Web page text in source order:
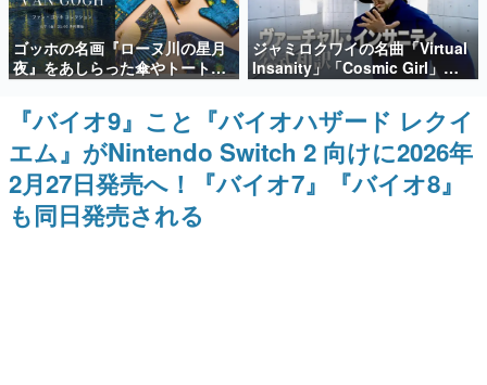
新世代に訊く
これからのデジタルゲーム市場を担う若きクリエイター達
の姿を追い、彼らのルーツと情熱を探っていきます。
ゲーム世代の作家たち
ゲームに多大な影響を受けた作家さんに取材し、ゲームが
日本のコンテンツ産業やカルチャーに与えた影響を探る企
画です。
日本モバイルゲーム産業史
日本のモバイルゲーム史における主要なトピック・タイト
ゴッホの名画『ローヌ川の星月
夜』をあしらった傘やトートバ
ッグなどが登場。8月7日21時よ
り2日間限定で予約販売
ジャミロクワイの名曲「Virtual
Insanity」「Cosmic Girl」
「Canned Heat」公式日本語字
幕付きMVがいきなり公開！
「SUMMER SONIC 2026」での
9年ぶりとなる日本公演を記念し
て
『バイオ9』こと『バイオハザード レクイ
エム』がNintendo Switch 2 向けに2026年
2月27日発売へ！『バイオ7』『バイオ8』
も同日発売される